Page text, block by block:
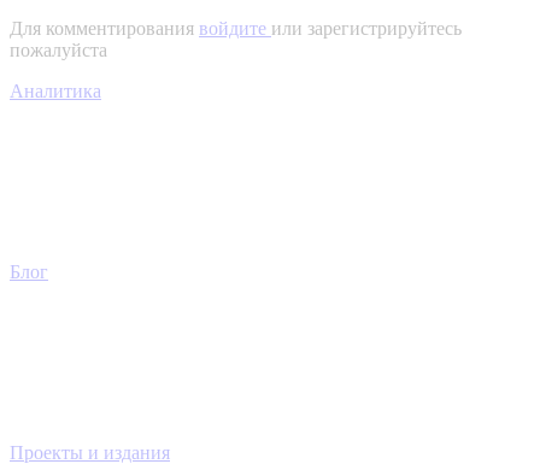
Для комментирования войдите или зарегистрируйтесь
пожалуйста
Аналитика
Блог
Проекты и издания